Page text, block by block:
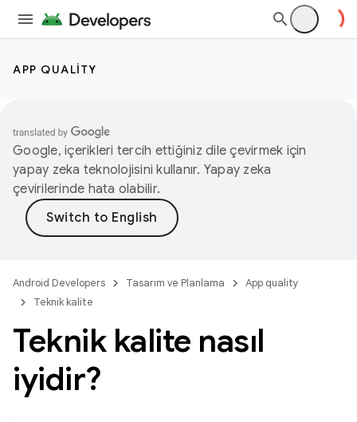
APP QUALITY
Google, içerikleri tercih ettiğiniz dile çevirmek için
yapay zeka teknolojisini kullanır. Yapay zeka
çevirilerinde hata olabilir.
Android Developers Tasarım ve Planlama
App quality
Teknik kalite
Teknik kalite nasıl
iyidir?